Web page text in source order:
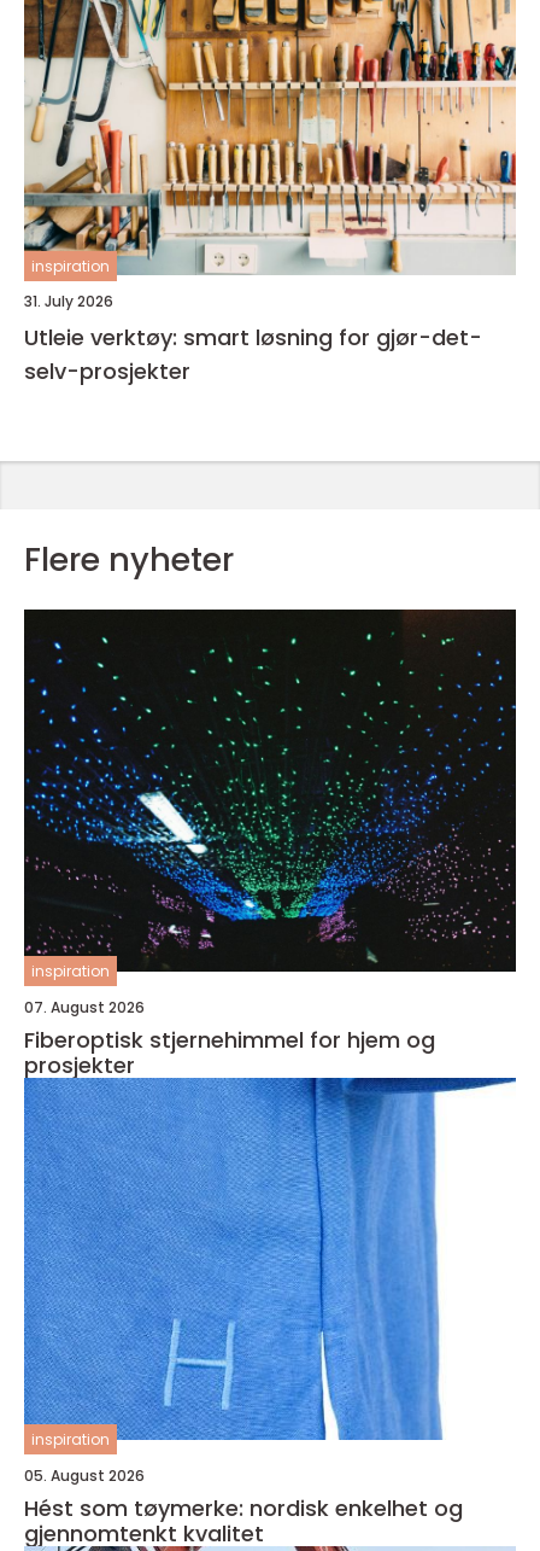
inspiration
31. July 2026
Utleie verktøy: smart løsning for gjør-det-
selv-prosjekter
Flere nyheter
inspiration
07. August 2026
Fiberoptisk stjernehimmel for hjem og
prosjekter
inspiration
05. August 2026
Hést som tøymerke: nordisk enkelhet og
gjennomtenkt kvalitet